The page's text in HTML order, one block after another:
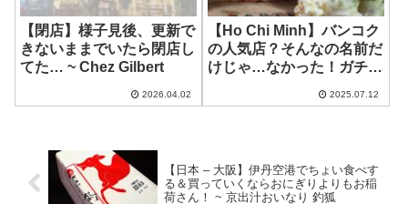
【閉店】様子見後、更新で
きないままでいたら閉店し
てた… ~ Chez Gilbert
2026.04.02
【Ho Chi Minh】バンコク
の人気店？そんなの名前だ
けじゃ…なかった！ガチ美
Dien
2025.07.12
【日本 – 大阪】伊丹空港でちょい食べす
る＆買っていくならおにぎりよりもお稲
荷さん！ ~ 京出汁おいなり 釣狐